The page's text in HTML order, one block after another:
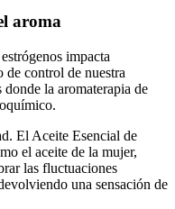
aroma
impacta
de control de nuestra
la aromaterapia de
El Aceite Esencial de
el aceite de la mujer,
las fluctuaciones
una sensación de